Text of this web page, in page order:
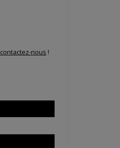
contactez-nous !